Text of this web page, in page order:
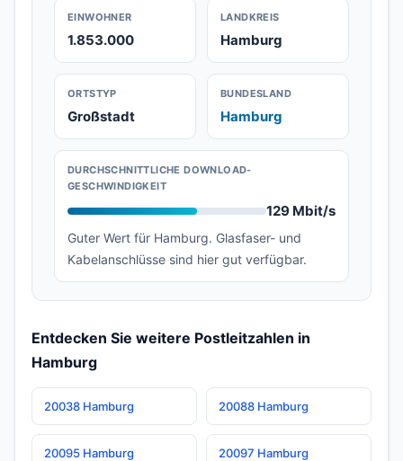
EINWOHNER
1.853.000
LANDKREIS
Hamburg
ORTSTYP
Großstadt
BUNDESLAND
Hamburg
DURCHSCHNITTLICHE DOWNLOAD-
GESCHWINDIGKEIT
129 Mbit/s
Guter Wert für Hamburg. Glasfaser- und
Kabelanschlüsse sind hier gut verfügbar.
Entdecken Sie weitere Postleitzahlen in
Hamburg
20038 Hamburg 20088 Hamburg
20095 Hamburg 20097 Hamburg